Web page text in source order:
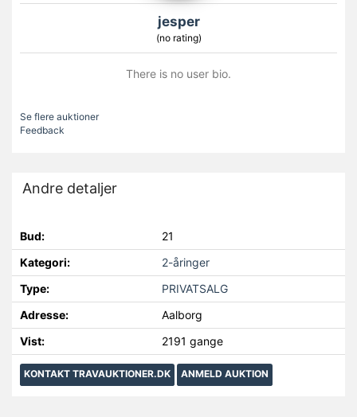
jesper
(no rating)
There is no user bio.
Se flere auktioner
Feedback
Andre detaljer
Bud:
21
Kategori:
2-åringer
Type:
PRIVATSALG
Adresse:
Aalborg
Vist:
2191 gange
KONTAKT TRAVAUKTIONER.DK ANMELD AUKTION